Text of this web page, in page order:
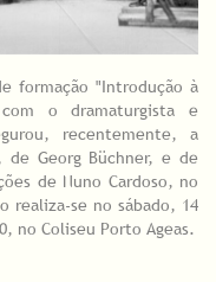
formação "Introdução à
o dramaturgista e
recentemente, a
Georg Büchner, e de
de Nuno Cardoso, no
realiza-se no sábado, 14
no Coliseu Porto Ageas.